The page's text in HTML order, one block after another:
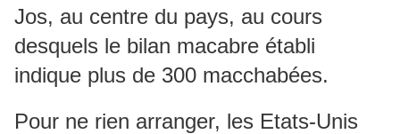
Jos, au centre du pays, au cours
desquels le bilan macabre établi
indique plus de 300 macchabées.
Pour ne rien arranger, les Etats-Unis